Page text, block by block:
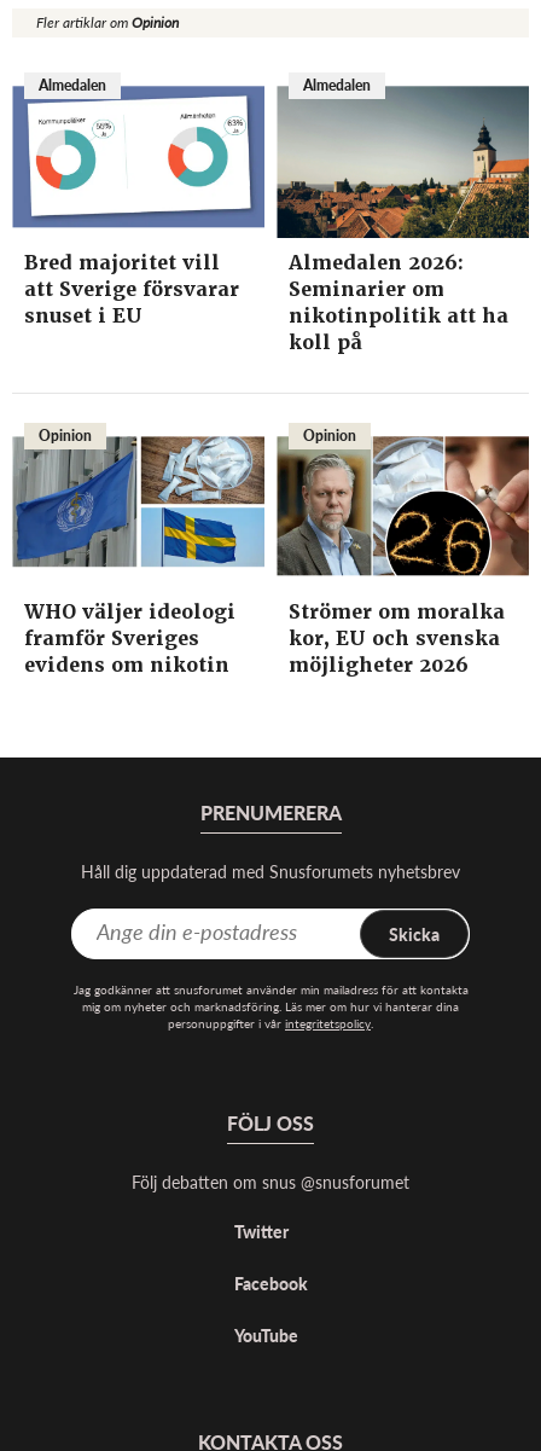
Fler artiklar omOpinion
Almedalen
Bred majoritet vill
att Sverige försvarar
snuset i EU
Almedalen
Almedalen 2026:
Seminarier om
nikotinpolitik att ha
koll på
Opinion
WHO väljer ideologi
framför Sveriges
evidens om nikotin
Opinion
Strömer om moralka
kor, EU och svenska
möjligheter 2026
PRENUMERERA
Håll dig uppdaterad med Snusforumets nyhetsbrev
Skicka
Jag godkänner att snusforumet använder min mailadress för att kontakta
mig om nyheter och marknadsföring. Läs mer om hur vi hanterar dina
personuppgifter i vår integritetspolicy.
FÖLJ OSS
Följ debatten om snus @snusforumet
Twitter
Facebook
YouTube
KONTAKTA OSS